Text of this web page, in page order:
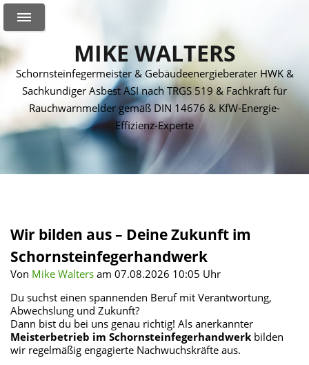
MIKE WALTERS
Schornsteinfegermeister & Gebäudeenergieberater HWK &
Sachkundiger Asbest ASI nach TRGS 519 & Fachkraft für
Rauchwarnmelder gemäß DIN 14676 & KfW-Energie-
Effizienz-Experte
Wir bilden aus – Deine Zukunft im
Schornsteinfegerhandwerk
Von Mike Waltersam 07.08.2026 10:05 Uhr
Du suchst einen spannenden Beruf mit Verantwortung,
Abwechslung und Zukunft?
Dann bist du bei uns genau richtig! Als anerkannter
Meisterbetrieb im Schornsteinfegerhandwerkbilden
wir regelmäßig engagierte Nachwuchskräfte aus.